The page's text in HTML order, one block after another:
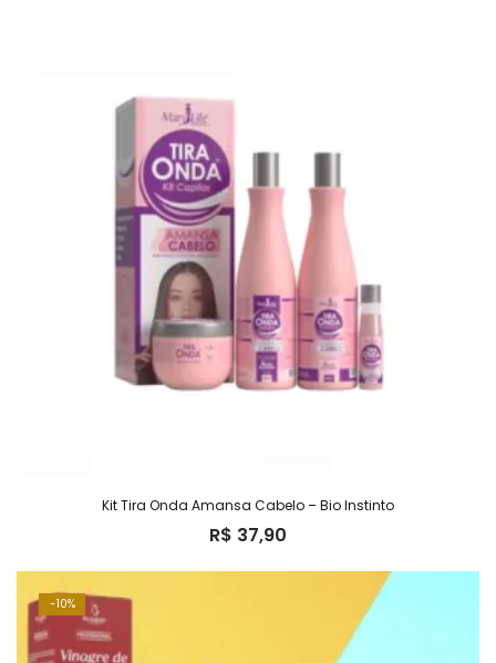
Kit Tira Onda Amansa Cabelo – Bio Instinto
R$ 37,90
10%